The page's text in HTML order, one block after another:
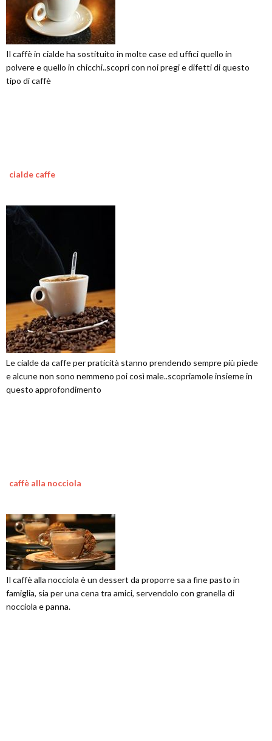
Il caffè in cialde ha sostituito in molte case ed uffici quello in
polvere e quello in chicchi..scopri con noi pregi e difetti di questo
tipo di caffè
cialde caffe
Le cialde da caffe per praticità stanno prendendo sempre più piede
e alcune non sono nemmeno poi così male..scopriamole insieme in
questo approfondimento
caffè alla nocciola
Il caffè alla nocciola è un dessert da proporre sa a fine pasto in
famiglia, sia per una cena tra amici, servendolo con granella di
nocciola e panna.